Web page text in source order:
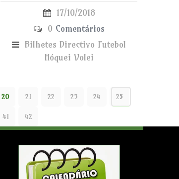
17/10/2018
0 Comentários
Bilhetes Directivo Futebol
Hóquei Volei
20 21 22 23 24 25
41 42